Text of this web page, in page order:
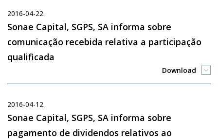
2016-04-22
Sonae Capital, SGPS, SA informa sobre
comunicação recebida relativa a participação
qualificada
Download
2016-04-12
Sonae Capital, SGPS, SA informa sobre
pagamento de dividendos relativos ao